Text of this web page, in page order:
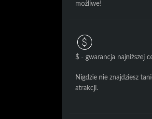
możliwe!
$ - gwarancja najniższej
Nigdzie nie znajdziesz
atrakcji.